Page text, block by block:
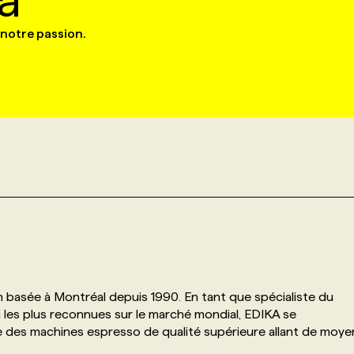
passion.
à Montréal depuis 1990. En tant que spécialiste du
plus reconnues sur le marché mondial, EDIKA se
machines espresso de qualité supérieure allant de